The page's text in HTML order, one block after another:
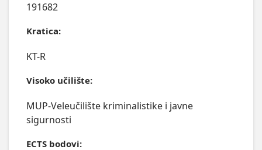
191682
Kratica:
KT-R
Visoko učilište:
MUP-Veleučilište kriminalistike i javne
sigurnosti
ECTS bodovi: